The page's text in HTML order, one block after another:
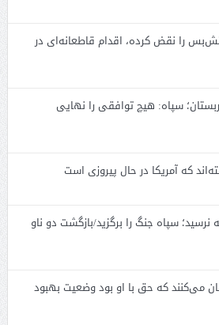
را نقض کرده، اقدام قاطعانه‌ای در
سپاه: هیچ توافقی را نهایی
که آمریکا در حال پیروزی است
نرسید؛ سپاه جنگ را برگزید/بازگشت دو ناو
می‌کنند که حق با او بود وضعیت بهبود